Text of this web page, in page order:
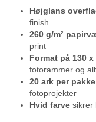
Højglans
finish
260 g/m²
print
Format på 130 x
fotorammer og
20 ark per pakke
fotoprojekter
Hvid farve sikrer